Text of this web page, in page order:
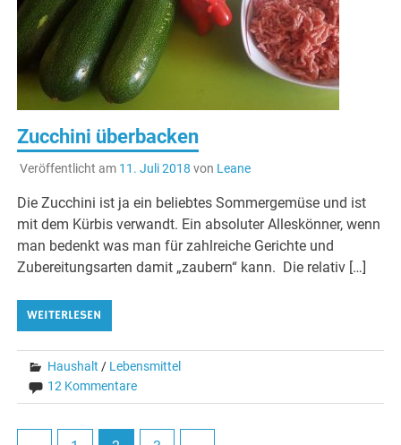
Zucchini überbacken
Veröffentlicht am 11. Juli 2018 von Leane
Die Zucchini ist ja ein beliebtes Sommergemüse und ist
mit dem Kürbis verwandt. Ein absoluter Alleskönner, wenn
man bedenkt was man für zahlreiche Gerichte und
Zubereitungsarten damit „zaubern“ kann. Die relativ […]
WEITERLESEN
Haushalt / Lebensmittel
12 Kommentare